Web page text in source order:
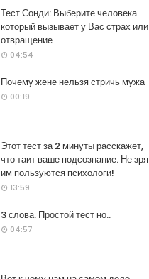
Тест Сонди: Выберите человека
который вызывает у Вас страх или
отвращение
04:54
Почему жене нельзя стричь мужа
00:19
Этот тест за 2 минуты расскажет,
что таит ваше подсознание. Не зря
им пользуются психологи!
13:59
3 слова. Простой тест но..
04:57